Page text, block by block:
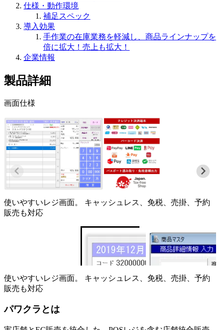
仕様・動作環境
補足スペック
導入効果
手作業の在庫業務を軽減し、商品ラインナップを
倍に拡大！売上も拡大！
企業情報
製品詳細
画面仕様
使いやすいレジ画面。 キャッシュレス、免税、売掛、予約
販売も対応
使いやすいレジ画面。 キャッシュレス、免税、売掛、予約
販売も対応
パワクラとは